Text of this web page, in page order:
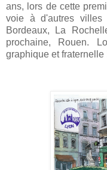
ans, lors de cette
voie à d'autres villes
Bordeaux, La
prochaine, Rouen.
graphique et fraternelle